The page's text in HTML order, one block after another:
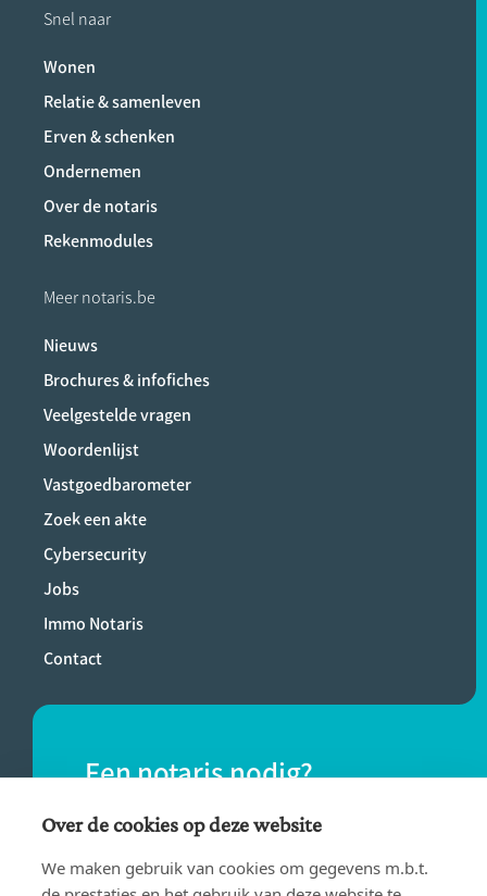
Snel naar
Wonen
Relatie & samenleven
Erven & schenken
Ondernemen
Over de notaris
Rekenmodules
Meer notaris.be
Nieuws
Brochures & infofiches
Veelgestelde vragen
Woordenlijst
Vastgoedbarometer
Zoek een akte
Cybersecurity
Jobs
Immo Notaris
Contact
Een notaris nodig?
Vind eenvoudig een notaris bij jou in de
buurt.
Over de cookies op deze website
We maken gebruik van cookies om gegevens m.b.t.